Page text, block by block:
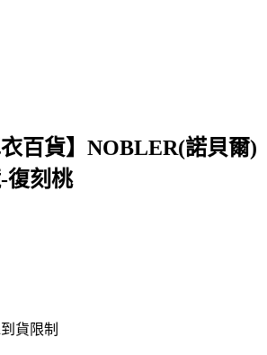
衣百貨】NOBLER(諾貝爾)
復刻桃
貨限制